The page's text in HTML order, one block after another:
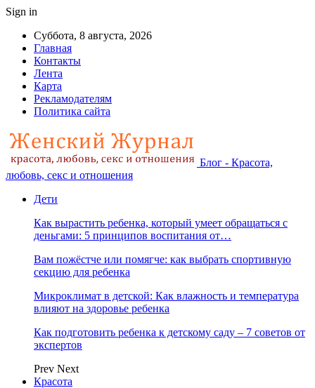
Sign in
Суббота, 8 августа, 2026
Главная
Контакты
Лента
Карта
Рекламодателям
Политика сайта
Блог - Красота,
любовь, секс и отношения
Дети
Как вырастить ребенка, который умеет обращаться с
деньгами: 5 принципов воспитания от…
Вам пожёстче или помягче: как выбрать спортивную
секцию для ребенка
Микроклимат в детской: Как влажность и температура
влияют на здоровье ребенка
Как подготовить ребенка к детскому саду – 7 советов от
экспертов
Prev Next
Красота